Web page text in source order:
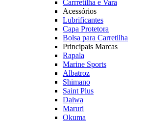
Carrretilha e Vara
Acessórios
Lubrificantes
Capa Protetora
Bolsa para Carretilha
Principais Marcas
Rapala
Marine Sports
Albatroz
Shimano
Saint Plus
Daiwa
Maruri
Okuma